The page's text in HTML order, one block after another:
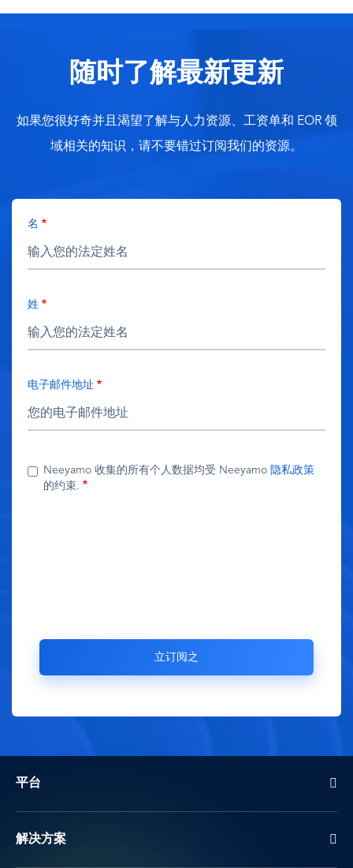
随时了解最新更新
如果您很好奇并且渴望了解与人力资源、工资单和 EOR 领
域相关的知识，请不要错过订阅我们的资源。
名
姓
电子邮件地址
Neeyamo 收集的所有个人数据均受 Neeyamo 隐私政策
的约束.
平台
解决方案